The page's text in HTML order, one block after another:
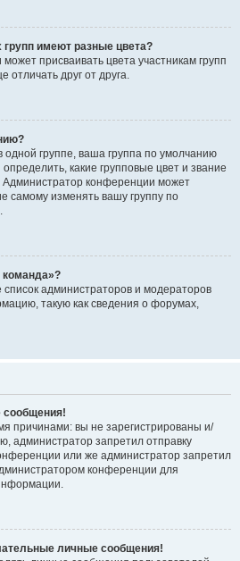
имеют разные цвета?
присваивать цвета участникам групп
отличать друг от друга.
одной группе, ваша группа по умолчанию
какие групповые цвет и звание
конференции может
самому изменять вашу группу по
администраторов и модераторов
такую как сведения о форумах,
сообщения!
причинами: вы не зарегистрированы и/
администратор запретил отправку
или же администратор запретил
конференции для
личные сообщения!